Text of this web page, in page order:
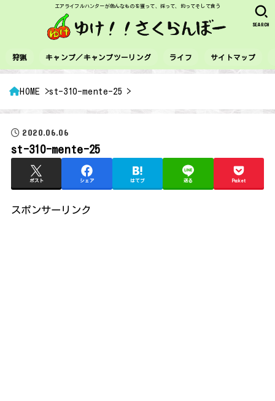
エアライフルハンターが色んなものを獲って、採って、釣ってそして食う
狩猟 キャンプ／キャンプツーリング ライフ サイトマップ
SEARCH
HOME st-310-mente-25
2020.06.06
st-310-mente-25
ポスト シェア はてブ 送る Pocket
スポンサーリンク